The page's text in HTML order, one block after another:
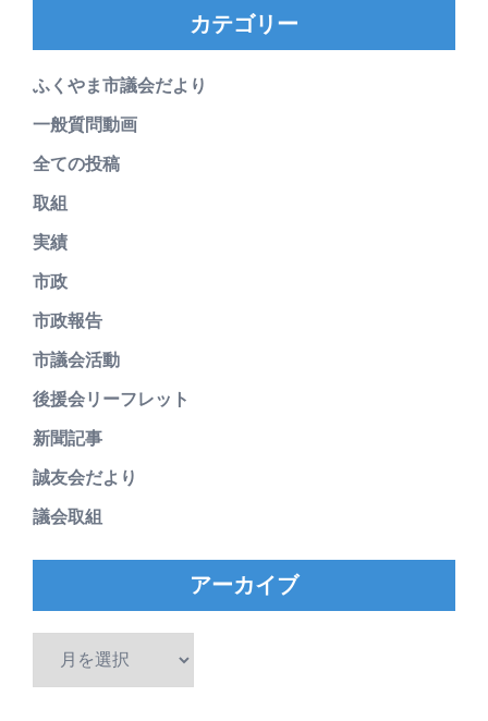
カテゴリー
ふくやま市議会だより
一般質問動画
全ての投稿
取組
実績
市政
市政報告
市議会活動
後援会リーフレット
新聞記事
誠友会だより
議会取組
アーカイブ